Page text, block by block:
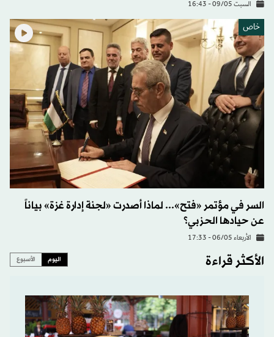
السبت 09/05 - 16:43
خاص
السر في مؤتمر «فتح»... لماذا أصدرت «لجنة إدارة غزة» بياناً
عن حيادها الحزبي؟
الأربعاء 06/05 - 17:33
الأكثر قراءة اليوم الأسبوع